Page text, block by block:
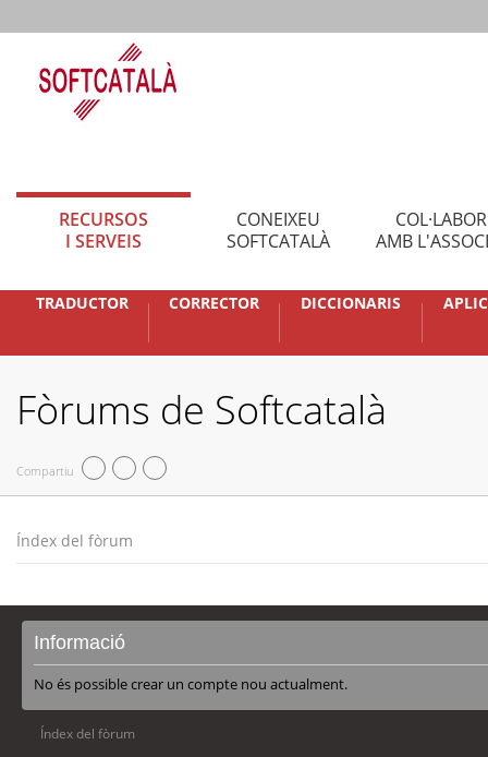
RECURSOS
I SERVEIS
CONEIXEU
SOFTCATALÀ
AMB
TRADUCTOR CORRECTOR DICCIONARIS
Fòrums de Softcatalà
Compartiu
Índex del fòrum
Informació
No és possible crear un compte nou actualment.
Índex del fòrum